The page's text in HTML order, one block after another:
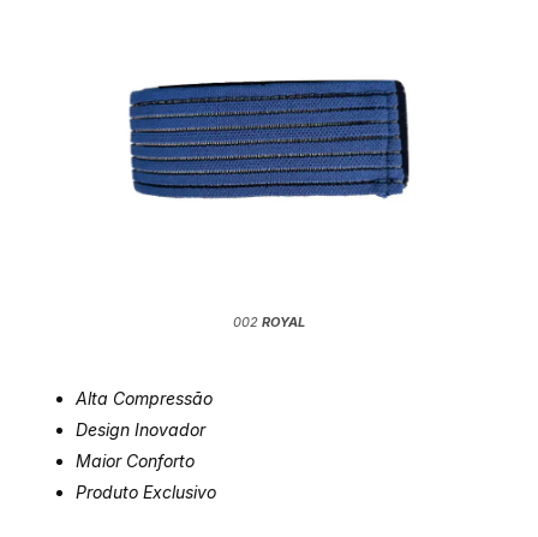
002 ROYAL
Alta Compressão
Design Inovador
Maior Conforto
Produto Exclusivo